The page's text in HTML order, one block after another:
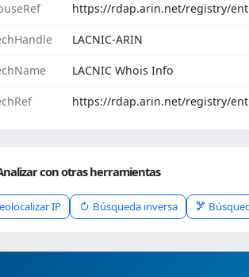
https://rdap.arin.net/registry/
LACNIC-ARIN
LACNIC Whois Info
https://rdap.arin.net/registry/
con otras herramientas
IP Búsqueda inversa